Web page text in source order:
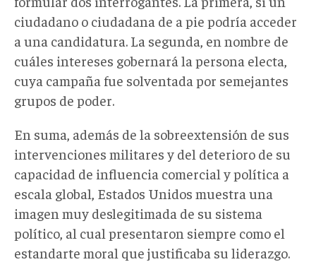
ciudadano o ciudadana de a pie podría acceder
a una candidatura. La segunda, en nombre de
cuáles intereses gobernará la persona electa,
cuya campaña fue solventada por semejantes
grupos de poder.
En suma, además de la sobreextensión de sus
intervenciones militares y del deterioro de su
capacidad de influencia comercial y política a
escala global, Estados Unidos muestra una
imagen muy deslegitimada de su sistema
político, al cual presentaron siempre como el
estandarte moral que justificaba su liderazgo.